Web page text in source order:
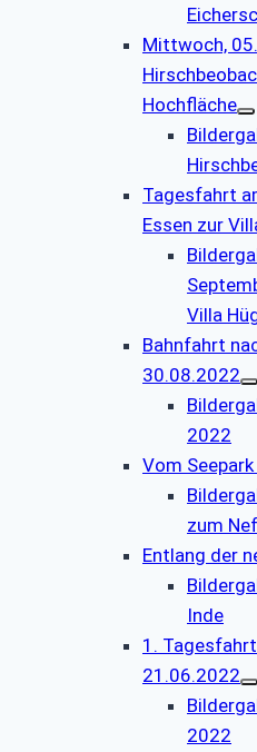
Mittwoch,
Hochfläche
Tagesfahrt
Essen zur
Villa
Bahnfahrt
30.08.2022
2022
Vom
zum
Entlang der
Inde
1.
21.06.2022
2022